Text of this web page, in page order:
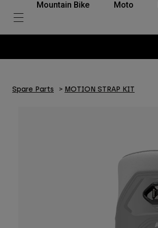
Mountain Bike Moto
Spare Parts MOTION STRAP KIT